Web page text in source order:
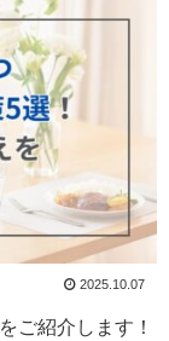
2025.10.07
をご紹介します！